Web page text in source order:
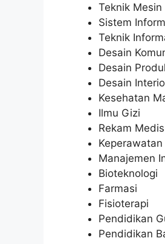
Teknik Mesin
Sistem
Teknik
Desain
Desain
Desain
Kesehatan
Ilmu Gizi
Rekam Medis
Keperawatan
Manajemen
Bioteknologi
Farmasi
Fisioterapi
Pendidikan
Pendidikan